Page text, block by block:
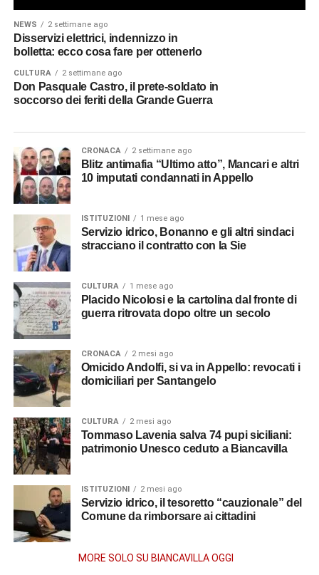
NEWS 2 settimane ago
Disservizi elettrici, indennizzo in
bolletta: ecco cosa fare per ottenerlo
CULTURA 2 settimane ago
Don Pasquale Castro, il prete-soldato in
soccorso dei feriti della Grande Guerra
CRONACA 2 settimane ago
Blitz antimafia “Ultimo atto”, Mancari e altri
10 imputati condannati in Appello
ISTITUZIONI 1 mese ago
Servizio idrico, Bonanno e gli altri sindaci
stracciano il contratto con la Sie
CULTURA 1 mese ago
Placido Nicolosi e la cartolina dal fronte di
guerra ritrovata dopo oltre un secolo
CRONACA 2 mesi ago
Omicido Andolfi, si va in Appello: revocati i
domiciliari per Santangelo
CULTURA 2 mesi ago
Tommaso Lavenia salva 74 pupi siciliani:
patrimonio Unesco ceduto a Biancavilla
ISTITUZIONI 2 mesi ago
Servizio idrico, il tesoretto “cauzionale” del
Comune da rimborsare ai cittadini
MORE SOLO SU BIANCAVILLA OGGI